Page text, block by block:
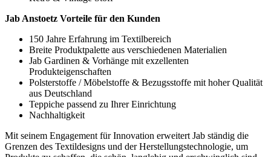
Jab Anstoetz Vorteile für den Kunden
150 Jahre Erfahrung im Textilbereich
Breite Produktpalette aus verschiedenen Materialien
Jab Gardinen & Vorhänge mit exzellenten
Produkteigenschaften
Polsterstoffe / Möbelstoffe & Bezugsstoffe mit hoher Qualität
aus Deutschland
Teppiche passend zu Ihrer Einrichtung
Nachhaltigkeit
Mit seinem Engagement für Innovation erweitert Jab ständig die
Grenzen des Textildesigns und der Herstellungstechnologie, um